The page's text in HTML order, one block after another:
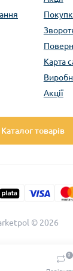
0
Карта
Акції
Каталог товарів
© 2026